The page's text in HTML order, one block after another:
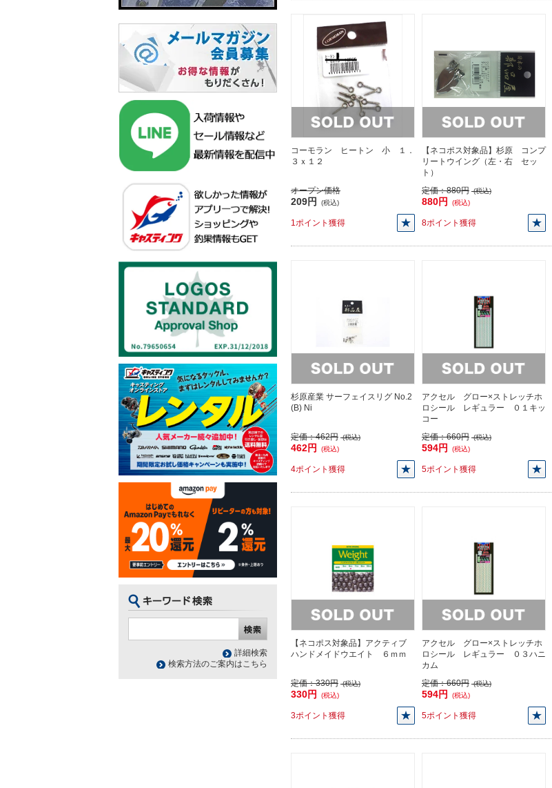
コーモラン ヒートン 小 １．
３ｘ１２
オープン価格
209円 (税込)
1ポイント獲得
【ネコポス対象品】杉原 コンプ
リートウイング（左・右 セッ
ト）
定価：880円 (税込)
880円 (税込)
8ポイント獲得
杉原産業 サーフェイスリグ No.2
(B) Ni
定価：462円 (税込)
462円 (税込)
4ポイント獲得
アクセル グロー×ストレッチホ
ロシール レギュラー ０１キッ
コー
定価：660円 (税込)
594円 (税込)
5ポイント獲得
【ネコポス対象品】アクティブ
ハンドメイドウエイト ６ｍｍ
定価：330円 (税込)
330円 (税込)
3ポイント獲得
アクセル グロー×ストレッチホ
ロシール レギュラー ０３ハニ
カム
定価：660円 (税込)
594円 (税込)
5ポイント獲得
詳細検索
検索方法のご案内はこちら